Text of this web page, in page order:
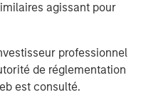
agissant pour
professionnel
de réglementation
est consulté.
weak in 1H’26 given
Germany’s
easing plus rising
exports. Japan's GDP
trend helped by fiscal